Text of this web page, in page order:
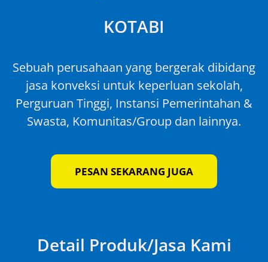
KOTABI
Sebuah perusahaan yang bergerak dibidang
jasa konveksi untuk keperluan sekolah,
Perguruan Tinggi, Instansi Pemerintahan &
Swasta, Komunitas/Group dan lainnya.
PESAN SEKARANG JUGA
Detail Produk/Jasa Kami